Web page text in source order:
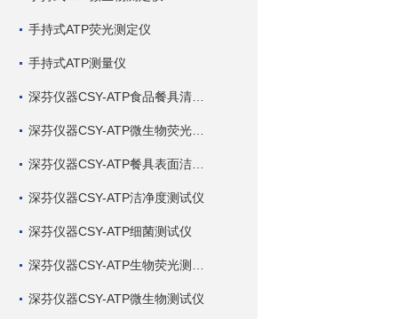
手持式ATP荧光测定仪
手持式ATP测量仪
深芬仪器CSY-ATP洁净度测试仪
深芬仪器CSY-ATP细菌测试仪
深芬仪器CSY-ATP微生物测试仪